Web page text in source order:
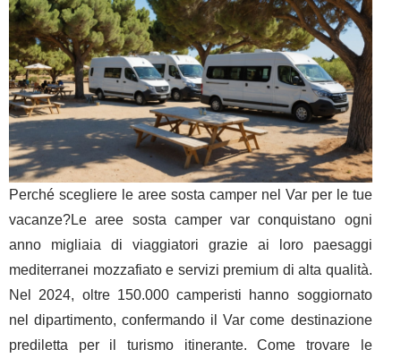
Perché scegliere le aree sosta camper nel Var per le tue
vacanze?Le aree sosta camper var conquistano ogni
anno migliaia di viaggiatori grazie ai loro paesaggi
mediterranei mozzafiato e servizi premium di alta qualità.
Nel 2024, oltre 150.000 camperisti hanno soggiornato
nel dipartimento, confermando il Var come destinazione
prediletta per il turismo itinerante. Come trovare le